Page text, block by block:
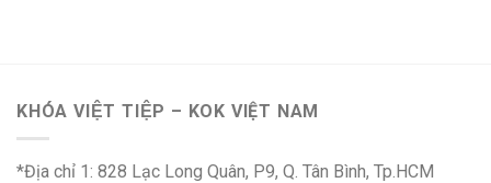
KHÓA VIỆT TIỆP – KOK VIỆT NAM
*Địa chỉ 1: 828 Lạc Long Quân, P9, Q. Tân Bình, Tp.HCM